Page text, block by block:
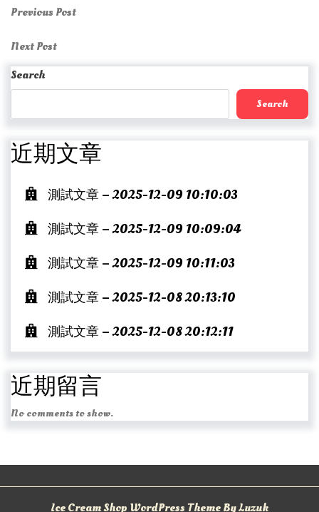
Post
navigation
Previous
Previous Post
Next
Post
Next Post
Search
Search
近期文章
測試文章 – 2025-12-09 10:10:03
測試文章 – 2025-12-09 10:09:04
測試文章 – 2025-12-09 10:11:03
測試文章 – 2025-12-08 20:13:10
測試文章 – 2025-12-08 20:12:11
近期留言
No comments to show.
Ice Cream Shop WordPress Theme By Luzuk